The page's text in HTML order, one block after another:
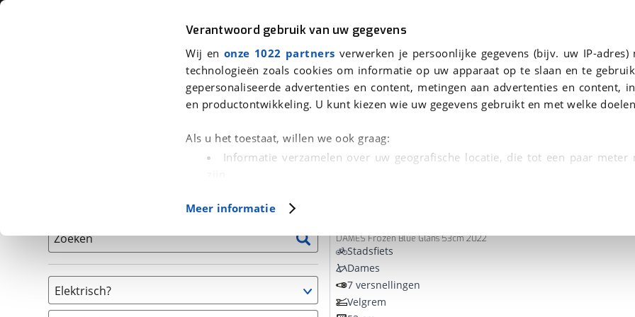
Verantwoord gebruik van uw gegevens
Wij en onze 1022 partners verwerken je persoonlijke gegevens (bijv. uw IP-adres)
technologieën zoals cookies om informatie op uw apparaat op te slaan en te
gepersonaliseerde advertenties en content, metingen aan advertenties en content,
en productontwikkeling. U kunt kiezen wie uw gegevens gebruikt en met welke
Als u het toestaat, willen we ook graag:
Informatie verzamelen over uw geografische locatie, die tot een paar meter
(fingerprinting)
in. U kunt uw toestemming op elk moment wijzigen of
Cookieverklaring.
Met cookies en vergelijkbare technieken zorgen we voor een betere en meer
Functionele cookies zorgen ervoor dat de website goed werkt. Ook gebruiken we
Meer informatie
Auto Fiets Motor
We hebben 1 fiets voor je gevonden
Zoeken
Elektrisch?
Ja, E-bike (1)
DAMES Frozen Blue Glans 53cm 2022
Stadsfiets
Dames
7 versnellingen
Velgrem